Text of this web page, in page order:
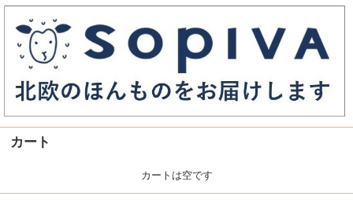
カート
カートは空です